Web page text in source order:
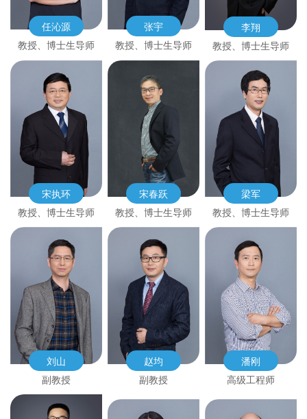
任沁源
教授、博士生导师
张宇
教授、博士生导师
李翔
教授、博士生导师
宋执环
教授、博士生导师
宋春跃
教授、博士生导师
梁军
教授、博士生导师
刘山
副教授
赵均
副教授
潘刚
高级工程师